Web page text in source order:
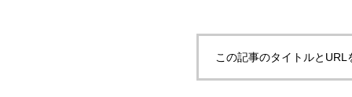
この記事のタイトルとURL